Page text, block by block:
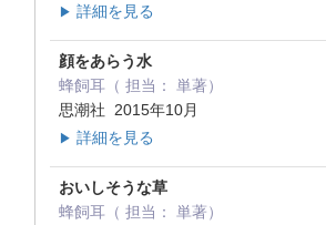
▶ 詳細を見る
顔をあらう水
蜂飼耳（ 担当： 単著）
思潮社 2015年10月
▶ 詳細を見る
おいしそうな草
蜂飼耳（ 担当： 単著）